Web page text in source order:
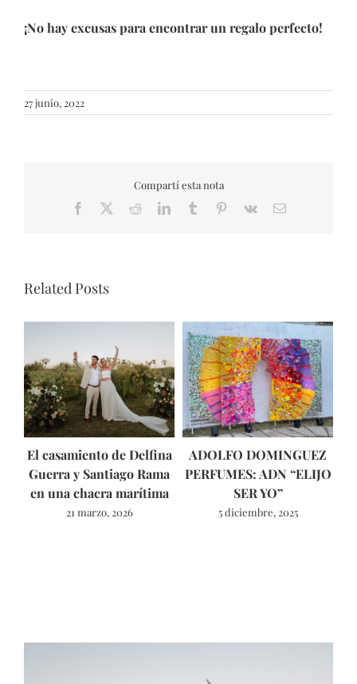
¡No hay excusas para encontrar un regalo perfecto!
27 junio, 2022
Compartí esta nota
Facebook RedditLinkedInTumblr Pinterest
Vk Email
Related Posts
El casamiento de Delfina
Guerra y Santiago Rama
en una chacra marítima
21 marzo, 2026
ADOLFO DOMINGUEZ
PERFUMES: ADN “ELIJO
SER YO”
5 diciembre, 2025